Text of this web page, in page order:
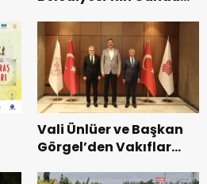
dönemin ön kayıtları
başladı.
Vali Ünlüer ve Başkan
Görgel’den Vakıflar